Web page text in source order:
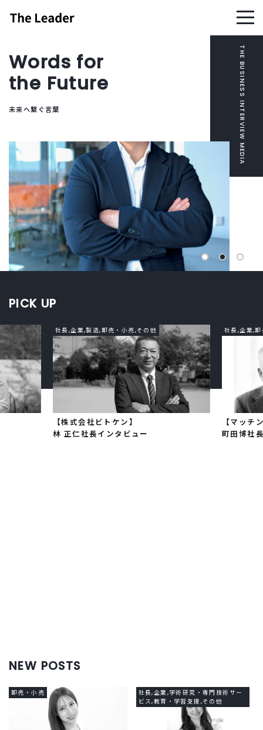
Words for
the Future
未来へ繋ぐ言葉
PICK UP
社長,企業,製造,卸売・小売,その他
【株式会社ビトケン】
林 正仁社長インタビュー
社長,企業,
【マッチ
町⽥博社
NEW POSTS
卸売・小売
社長,企業,学術研究・専門技術サー
ビス,教育・学習支援,その他